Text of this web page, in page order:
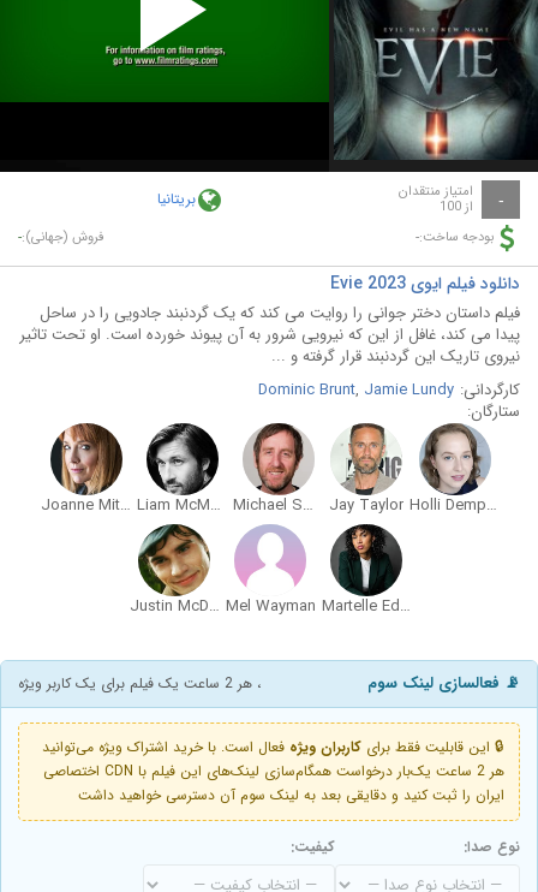
Play
Video
- امتیاز منتقدان
از 100 بریتانیا
بودجه ساخت:- فروش (جهانی):-
دانلود فیلم ایوی Evie 2023
فیلم داستان دختر جوانی را روایت می کند که یک گردنبند جادویی را در ساحل
پیدا می کند، غافل از این که نیرویی شرور به آن پیوند خورده است. او تحت تاثیر
نیروی تاریک این گردنبند قرار گرفته و ...
کارگردانی:
Dominic Brunt, Jamie Lundy
ستارگان:
Holli Dempsey
Jay Taylor
Michael Smiley
Liam McMahon
Joanne Mitchell
Martelle Edinborough
Mel Wayman
Justin McDonald
📡 فعالسازی لینک سوم ، هر 2 ساعت یک فیلم برای یک کاربر ویژه
🔒 این قابلیت فقط برای کاربران ویژه فعال است. با خرید اشتراک ویژه می‌توانید
هر 2 ساعت یک‌بار درخواست همگام‌سازی لینک‌های این فیلم با CDN اختصاصی
ایران را ثبت کنید و دقایقی بعد به لینک سوم آن دسترسی خواهید داشت
نوع صدا: کیفیت: